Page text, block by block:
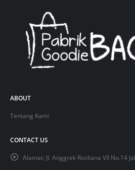
ABOUT
Tentang Kami
CONTACT US
Alamat: Jl. Anggrek Rosliana VII No.14